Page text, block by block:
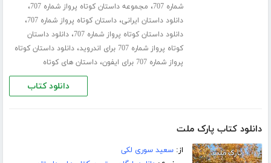
شماره 707
، مجموعه داستان کوتاه پرواز شماره 707 ،
دانلود داستان ایرانی،داستان کوتاه پرواز شماره 707 ،
دانلود داستان کوتاه پرواز شماره 707 ،دانلود داستان
کوتاه پرواز شماره 707 برای اندروید
،دانلود داستان کوتاه
پرواز شماره 707 برای ایفون
،داستان های کوتاه
دانلود کتاب
دانلود کتاب پارک ملت
از:سعید سوری لکی